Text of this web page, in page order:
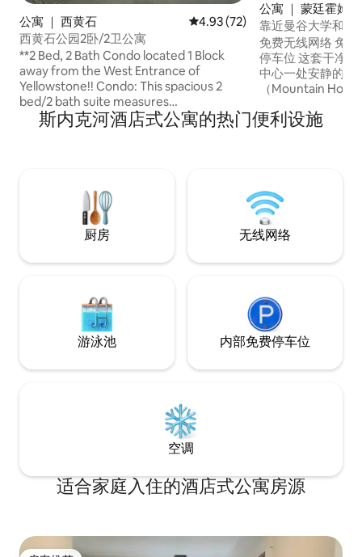
公寓 ｜ 西黄石 平均评分 4.93 分（满分 5 分）
4.93 (72)
西黄石公园2卧/2卫公寓
**2 Bed, 2 Bath Condo located 1 Block
away from the West Entrance of
Yellowstone!! Condo: This spacious 2
bed/2 bath suite measures
approximately 1100 square feet. You'll
enjoy a king bed in the master bedroom,
kitchen and dining area, two bathrooms,
gas fireplace, washer/dryer and
balcony/terrace. Maximum occupancy is
公寓 ｜ 蒙廷霍姆
靠近曼谷大学和医
速无线网络 + 安静
免费无线网络 免费
停车位 这套干净
中心一处安静的区
（Mountain
路程。 ✔ 快速无
简单、干净、舒适
没有任何多余的东
斯内克河酒店式公寓的热门便利设施
厨房 无线网络
游泳池 内部免费停车位
空调
适合家庭入住的酒店式公寓房源